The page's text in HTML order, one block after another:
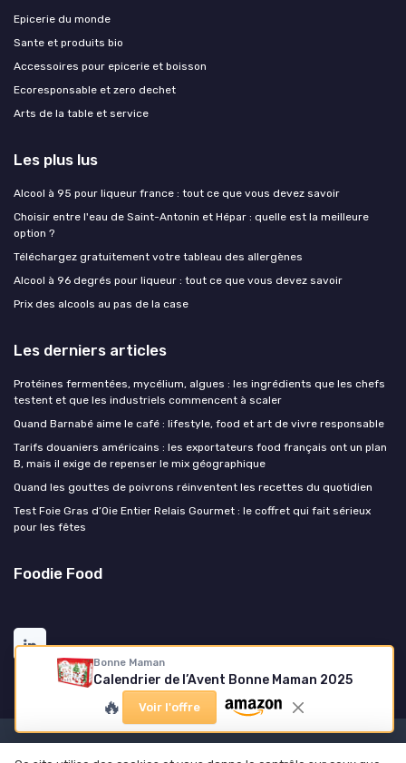
Bonne Maman
Calendrier de l’Avent Bonne Maman 2025
🔥 Voir l'offre
Epicerie du monde
Sante et produits bio
Accessoires pour epicerie et boisson
Ecoresponsable et zero dechet
Arts de la table et service
Les plus lus
Alcool à 95 pour liqueur france : tout ce que vous devez savoir
Choisir entre l'eau de Saint-Antonin et Hépar : quelle est la meilleure
option ?
Téléchargez gratuitement votre tableau des allergènes
Alcool à 96 degrés pour liqueur : tout ce que vous devez savoir
Prix des alcools au pas de la case
Les derniers articles
Protéines fermentées, mycélium, algues : les ingrédients que les chefs
testent et que les industriels commencent à scaler
Quand Barnabé aime le café : lifestyle, food et art de vivre responsable
Tarifs douaniers américains : les exportateurs food français ont un plan
B, mais il exige de repenser le mix géographique
Quand les gouttes de poivrons réinventent les recettes du quotidien
Test Foie Gras d’Oie Entier Relais Gourmet : le coffret qui fait sérieux
pour les fêtes
Foodie Food